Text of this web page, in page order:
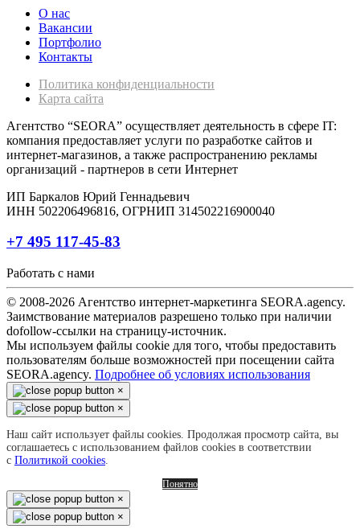
О нас
Вакансии
Портфолио
Контакты
Политика конфиденциальности
Карта сайта
Агентство “SEORA” осуществляет деятельность в сфере IT:
компания предоставляет услуги по разработке сайтов и
интернет-магазинов, а также распространению рекламы
организаций - партнеров в сети Интернет
ИП Баркалов Юрий Геннадьевич
ИНН 502206496816, ОГРНИП 314502216900040
+7 495 117-45-83
Работать с нами
© 2008-2026 Агентство интернет-маркетинга SEORA.agency.
Заимствование материалов разрешено только при наличии
dofollow-ссылки на страницу-источник.
Мы используем файлы cookie для того, чтобы предоставить
пользователям больше возможностей при посещении сайта
SEORA.agency. Подробнее об условиях использования
×
×
Наш сайт использует файлы cookies. Продолжая просмотр сайта, вы
соглашаетесь с использованием файлов cookies в соответствии
с Политикой cookies
Понятно
×
×